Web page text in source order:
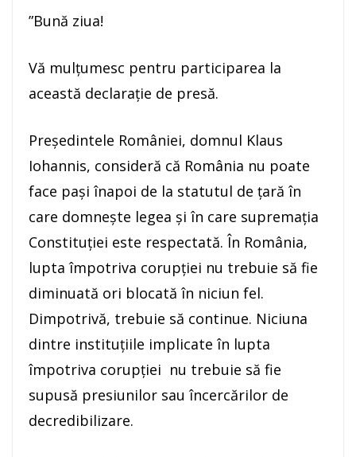
”Bună ziua!
Vă mulţumesc pentru participarea la
această declaraţie de presă.
Preşedintele României, domnul Klaus
Iohannis, consideră că România nu poate
face paşi înapoi de la statutul de ţară în
care domneşte legea şi în care supremaţia
Constituţiei este respectată. În România,
lupta împotriva corupţiei nu trebuie să fie
diminuată ori blocată în niciun fel.
Dimpotrivă, trebuie să continue. Niciuna
dintre instituţiile implicate în lupta
împotriva corupţiei nu trebuie să fie
supusă presiunilor sau încercărilor de
decredibilizare.